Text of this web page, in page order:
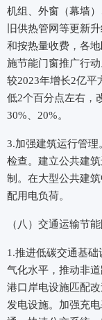
机组、外窗（幕墙
旧供热管网等更新
和按热量收费，各
施节能门窗推广行
较2023年增长2亿平
低2个百分点左右，
30%、20%。
3.加强建筑运行管
检查。建立公共建
制。在大型公共建
配用电负荷。
（八）交通运输节
1.推进低碳交通基
气化水平，推动非
港口岸电设施匹配
发电设施。加强充